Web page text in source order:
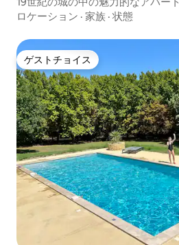
ロケーション · 家族 · 状態
ゲストチョイス
ゲストチョイス